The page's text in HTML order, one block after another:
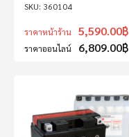
360104
ราคาหน้าร้าน 5,590.00฿
ราคาออนไลน์ 6,809.00฿